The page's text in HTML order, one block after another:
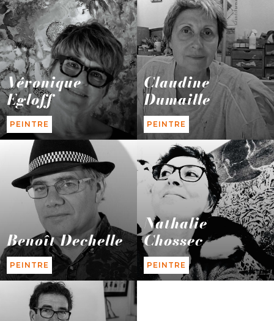
Véronique
Egloff
PEINTRE
Claudine
Dumaille
PEINTRE
Benoît Dechelle
PEINTRE
Nathalie
Chossec
PEINTRE